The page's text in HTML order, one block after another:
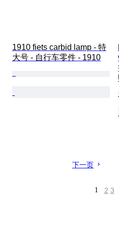
1910 fiets carbid lamp - 特
大号 - 自行车零件 - 1910
下一页
1 2 3